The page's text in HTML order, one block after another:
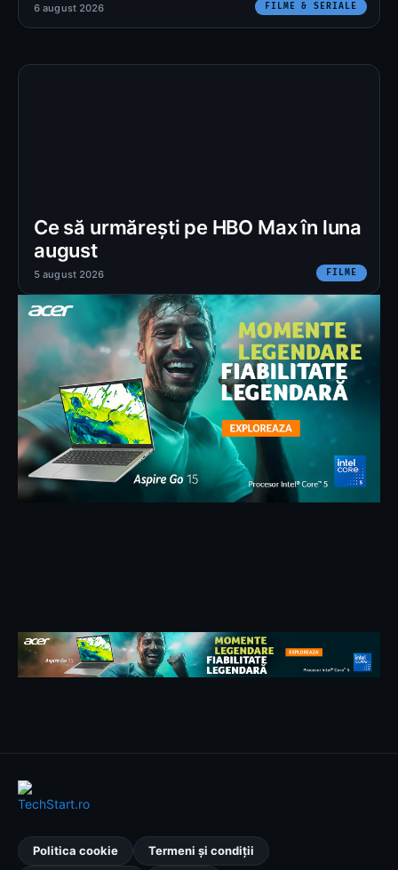
FILME & SERIALE
6 august 2026
Ce să urmărești pe HBO Max în luna
august
FILME
5 august 2026
Politica cookie Termeni și condiții